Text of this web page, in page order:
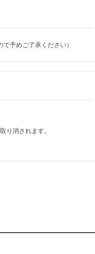
予めご了承ください）
り消されます。